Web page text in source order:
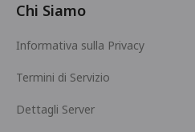
Chi Siamo
Informativa sulla Privacy
Termini di Servizio
Dettagli Server